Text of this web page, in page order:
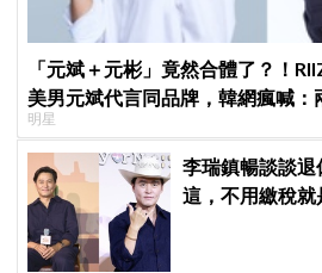
「元斌＋元彬」竟然合體了？！
美男元斌代言同品牌，韓網瘋喊：
明星
李瑞鎮暢談談
這，不用繳稅就